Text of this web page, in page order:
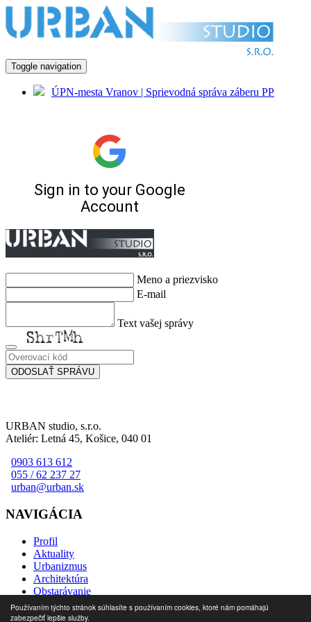
Používaním týchto stránok súhlasíte s používaním cookies, ktoré nám pomáhajú
zabezpečiť lepšie služby.
Toggle navigation
ÚPN-mesta Vranov | Sprievodná správa záberu PP
Meno a priezvisko
E-mail
Text vašej správy
URBAN studio, s.r.o.
Ateliér: Letná 45, Košice, 040 01
0903 613 612
055 / 62 237 27
urban@urban.sk
NAVIGÁCIA
Profil
Aktuality
Urbanizmus
Architektúra
Obstarávanie
Kontakt